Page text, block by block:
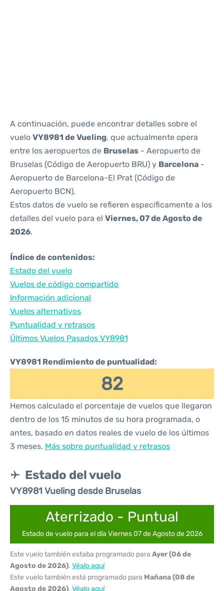
A continuación, puede encontrar detalles sobre el
vuelo VY8981 de Vueling, que actualmente opera
entre los aeropuertos de Bruselas - Aeropuerto de
Bruselas (Código de Aeropuerto BRU) y Barcelona -
Aeropuerto de Barcelona-El Prat (Código de
Aeropuerto BCN).
Estos datos de vuelo se refieren específicamente a los
detalles del vuelo para el Viernes, 07 de Agosto de
2026.
Índice de contenidos:
Estado del vuelo
Vuelos de código compartido
Información adicional
Vuelos alternativos
Puntualidad y retrasos
Últimos Vuelos Pasados VY8981
VY8981 Rendimiento de puntualidad:
82
Hemos calculado el porcentaje de vuelos que llegaron
dentro de los 15 minutos de su hora programada, o
antes, basado en datos reales de vuelo de los últimos
3 meses. Más sobre puntualidad y retrasos
Estado del vuelo
VY8981 Vueling desde Bruselas
Aterrizado - Puntual
Estado de vuelo para el día Viernes 07 de Agosto de 2026
Este vuelo también estaba programado para Ayer (06 de
Agosto de 2026). Véalo aquí
Este vuelo también está programado para Mañana (08 de
Agosto de 2026). Véalo aquí